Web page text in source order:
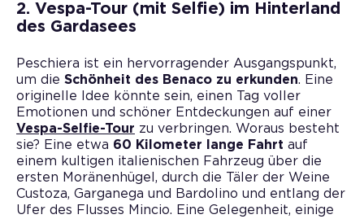
2. Vespa-Tour (mit Selfie) im Hinterland
des Gardasees
Peschiera ist ein hervorragender Ausgangspunkt,
um die Schönheit des Benaco zu erkunden. Eine
originelle Idee könnte sein, einen Tag voller
Emotionen und schöner Entdeckungen auf einer
Vespa-Selfie-Tour zu verbringen. Woraus besteht
sie? Eine etwa 60 Kilometer lange Fahrt auf
einem kultigen italienischen Fahrzeug über die
ersten Moränenhügel, durch die Täler der Weine
Custoza, Garganega und Bardolino und entlang der
Ufer des Flusses Mincio. Eine Gelegenheit, einige